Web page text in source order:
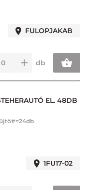
FULOPJAKAB
db
EL. 48DB
1FU17-02